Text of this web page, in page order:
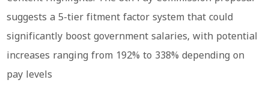
suggests a 5-tier fitment factor system that could
significantly boost government salaries, with potential
increases ranging from 192% to 338% depending on
pay levels